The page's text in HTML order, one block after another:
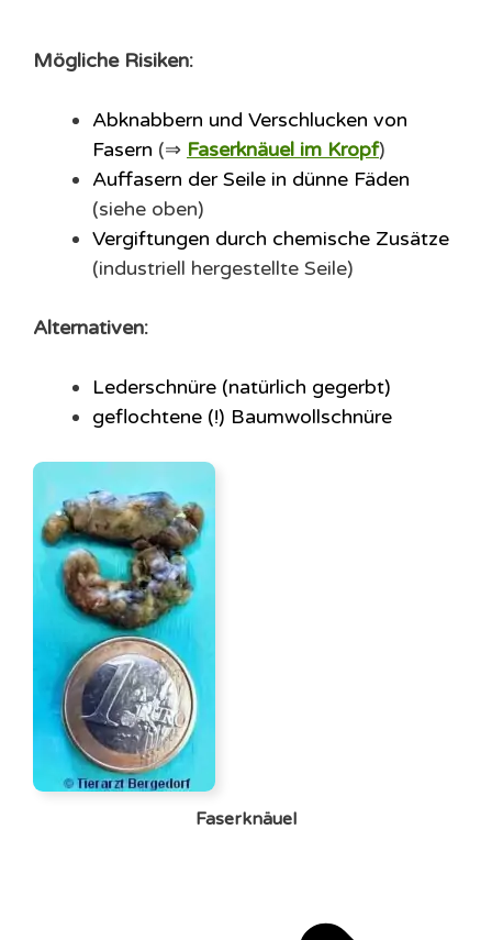
Mögliche Risiken:
Abknabbern und Verschlucken von
Fasern (⇒ Faserknäuel im Kropf)
Auffasern der Seile in dünne Fäden
(siehe oben)
Vergiftungen durch chemische Zusätze
(industriell hergestellte Seile)
Alternativen:
Lederschnüre (natürlich gegerbt)
geflochtene (!) Baumwollschnüre
Faserknäuel